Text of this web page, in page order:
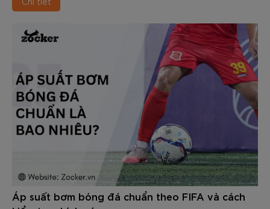
Áp suất bơm bóng đá chuẩn theo FIFA và cách